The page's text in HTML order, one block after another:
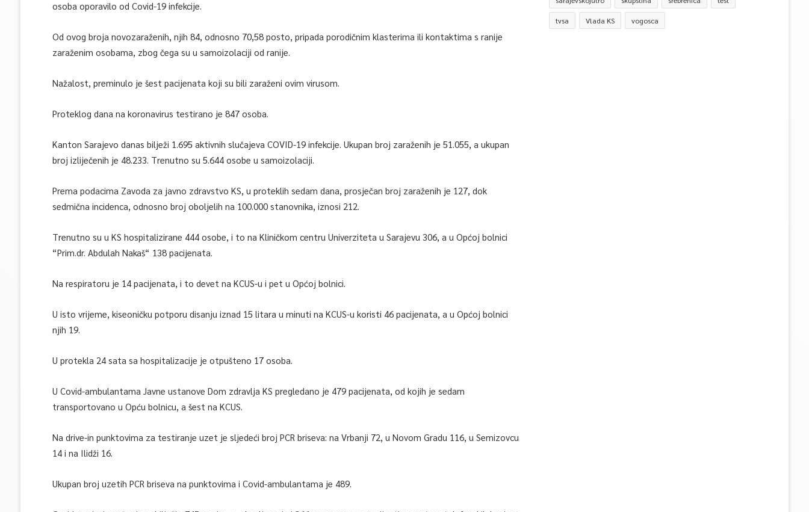
osoba oporavilo od Covid-19 infekcije.
Od ovog broja novozaraženih, njih 84, odnosno 70,58 posto, pripada porodičnim klasterima ili kontaktima s ranije
zaraženim osobama, zbog čega su u samoizolaciji od ranije.
Nažalost, preminulo je šest pacijenata koji su bili zaraženi ovim virusom.
Proteklog dana na koronavirus testirano je 847 osoba.
Kanton Sarajevo danas bilježi 1.695 aktivnih slučajeva COVID-19 infekcije. Ukupan broj zaraženih je 51.055, a ukupan
broj izliječenih je 48.233. Trenutno su 5.644 osobe u samoizolaciji.
Prema podacima Zavoda za javno zdravstvo KS, u proteklih sedam dana, prosječan broj zaraženih je 127, dok
sedmična incidenca, odnosno broj oboljelih na 100.000 stanovnika, iznosi 212.
Trenutno su u KS hospitalizirane 444 osobe, i to na Kliničkom centru Univerziteta u Sarajevu 306, a u Općoj bolnici
“Prim.dr. Abdulah Nakaš“ 138 pacijenata.
Na respiratoru je 14 pacijenata, i to devet na KCUS-u i pet u Općoj bolnici.
U isto vrijeme, kiseoničku potporu disanju iznad 15 litara u minuti na KCUS-u koristi 46 pacijenata, a u Općoj bolnici
njih 19.
U protekla 24 sata sa hospitalizacije je otpušteno 17 osoba.
U Covid-ambulantama Javne ustanove Dom zdravlja KS pregledano je 479 pacijenata, od kojih je sedam
transportovano u Opću bolnicu, a šest na KCUS.
Na drive-in punktovima za testiranje uzet je sljedeći broj PCR briseva: na Vrbanji 72, u Novom Gradu 116, u Semizovcu
14 i na Ilidži 16.
Ukupan broj uzetih PCR briseva na punktovima i Covid-ambulantama je 489.
tvsa Vlada KS vogosca